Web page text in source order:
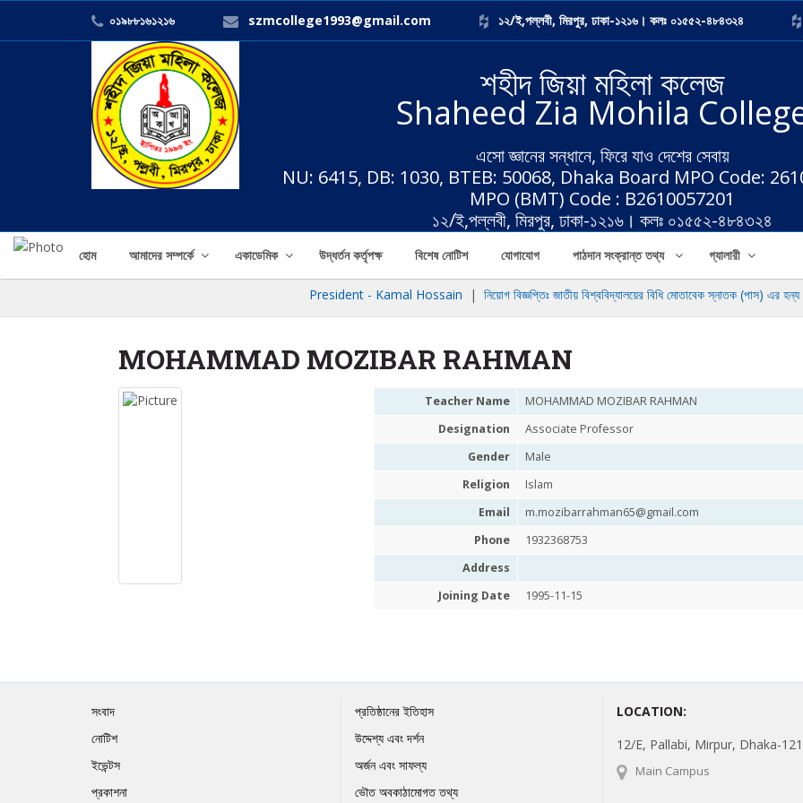
০১৯৮৮১৬১২১৬ szmcollege1993@gmail.com ১২/ই,পল্লবী, মিরপুর, ঢাকা-১২১৬। কলঃ ০১৫৫২-৪৮৪৩২৪
শহীদ জিয়া মহিলা কলেজ
Shaheed Zia Mohila
এসো জ্ঞানের সন্ধানে, ফিরে যাও দেশের সেবায়
NU: 6415, DB: 1030, BTEB: 50068, Dhaka Board MPO Code:
MPO (BMT) Code : B2610057201
১২/ই,পল্লবী, মিরপুর, ঢাকা-১২১৬। কলঃ ০১৫৫২-৪৮৪৩২৪
হোম আমাদের সম্পর্কে একাডেমিক উদ্ধর্তন কর্তৃপক্ষ বিশেষ নোটিশ যোগাযোগ পাঠদান সংক্রান্ত তথ্য গ্যালারী
President - Kamal Hossain| নিয়োগ বিজ্ঞপ্তিঃ জাতীয় বিশ্ববিদ্যালয়ের বিধি মোতাবেক স্নাতক (পাস) এর হন্য
MOHAMMAD MOZIBAR RAHMAN
Teacher Name
MOHAMMAD MOZIBAR RAHMAN
Designation
Associate Professor
Gender
Male
Religion
Islam
Email
m.mozibarrahman65@gmail.com
Phone
1932368753
Address
Joining Date
1995-11-15
সংবাদ
নোটিশ
ইভেন্টস
প্রকাশনা
প্রতিষ্ঠানের ইতিহাস
উদ্দেশ্য এবং দর্শন
অর্জন এবং সাফল্য
ভৌত অবকাঠামোগত তথ্য
LOCATION:
12/E, Pallabi, Mirpur, Dhaka-
Main Campus